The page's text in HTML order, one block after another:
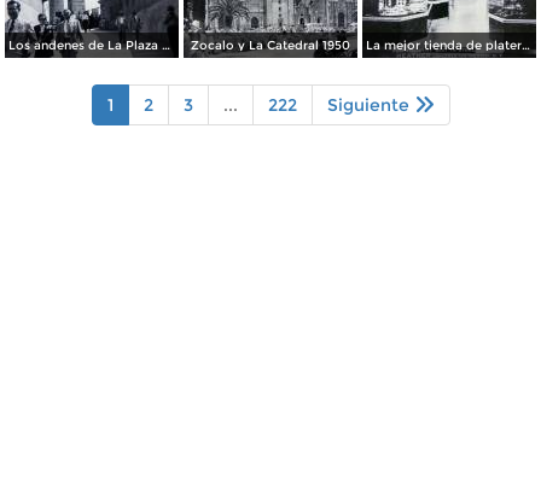
Los andenes de La Plaza de toros Ciudad de México 1950 Zocalo y La Catedral 1950 La mejor tienda de plateria.
1 2 3 ... 222 Siguiente